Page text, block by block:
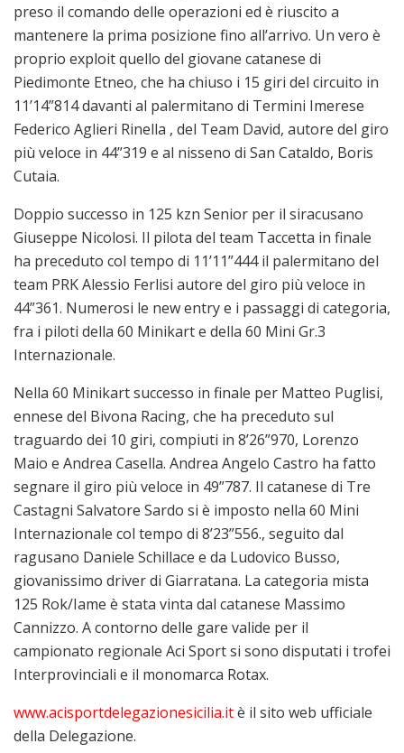
preso il comando delle operazioni ed è riuscito a
mantenere la prima posizione fino all’arrivo. Un vero è
proprio exploit quello del giovane catanese di
Piedimonte Etneo, che ha chiuso i 15 giri del circuito in
11’14”814 davanti al palermitano di Termini Imerese
Federico Aglieri Rinella , del Team David, autore del giro
più veloce in 44”319 e al nisseno di San Cataldo, Boris
Cutaia.
Doppio successo in 125 kzn Senior per il siracusano
Giuseppe Nicolosi. Il pilota del team Taccetta in finale
ha preceduto col tempo di 11’11”444 il palermitano del
team PRK Alessio Ferlisi autore del giro più veloce in
44”361. Numerosi le new entry e i passaggi di categoria,
fra i piloti della 60 Minikart e della 60 Mini Gr.3
Internazionale.
Nella 60 Minikart successo in finale per Matteo Puglisi,
ennese del Bivona Racing, che ha preceduto sul
traguardo dei 10 giri, compiuti in 8’26”970, Lorenzo
Maio e Andrea Casella. Andrea Angelo Castro ha fatto
segnare il giro più veloce in 49”787. Il catanese di Tre
Castagni Salvatore Sardo si è imposto nella 60 Mini
Internazionale col tempo di 8’23”556., seguito dal
ragusano Daniele Schillace e da Ludovico Busso,
giovanissimo driver di Giarratana. La categoria mista
125 Rok/Iame è stata vinta dal catanese Massimo
Cannizzo. A contorno delle gare valide per il
campionato regionale Aci Sport si sono disputati i trofei
Interprovinciali e il monomarca Rotax.
www.acisportdelegazionesicilia.itè il sito web ufficiale
della Delegazione.